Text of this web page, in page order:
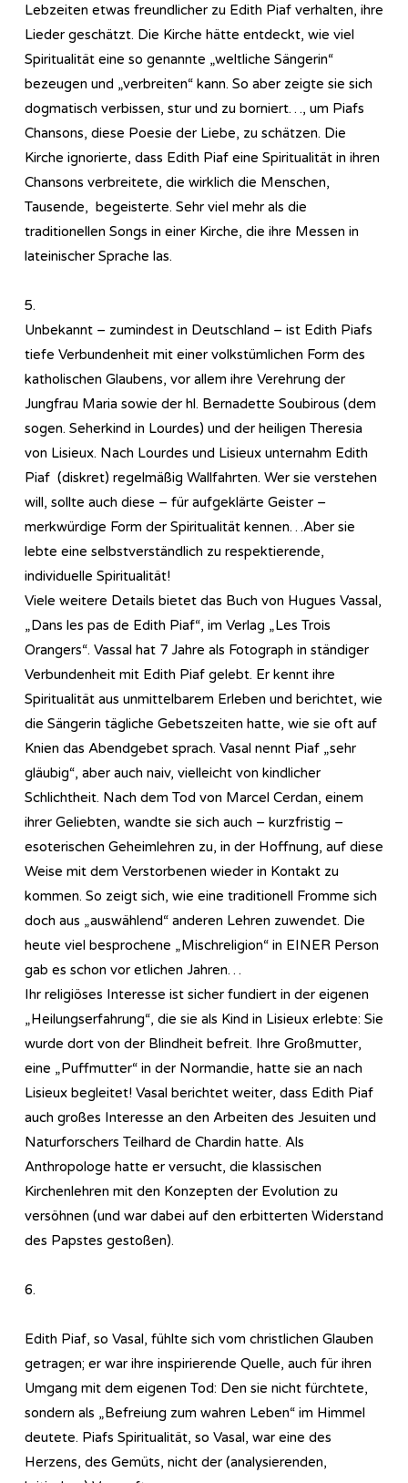
Lebzeiten etwas freundlicher zu Edith Piaf verhalten, ihre
Lieder geschätzt. Die Kirche hätte entdeckt, wie viel
Spiritualität eine so genannte „weltliche Sängerin“
bezeugen und „verbreiten“ kann. So aber zeigte sie sich
dogmatisch verbissen, stur und zu borniert…, um Piafs
Chansons, diese Poesie der Liebe, zu schätzen. Die
Kirche ignorierte, dass Edith Piaf eine Spiritualität in ihren
Chansons verbreitete, die wirklich die Menschen,
Tausende, begeisterte. Sehr viel mehr als die
traditionellen Songs in einer Kirche, die ihre Messen in
lateinischer Sprache las.
5.
Unbekannt – zumindest in Deutschland – ist Edith Piafs
tiefe Verbundenheit mit einer volkstümlichen Form des
katholischen Glaubens, vor allem ihre Verehrung der
Jungfrau Maria sowie der hl. Bernadette Soubirous (dem
sogen. Seherkind in Lourdes) und der heiligen Theresia
von Lisieux. Nach Lourdes und Lisieux unternahm Edith
Piaf (diskret) regelmäßig Wallfahrten. Wer sie verstehen
will, sollte auch diese – für aufgeklärte Geister –
merkwürdige Form der Spiritualität kennen…Aber sie
lebte eine selbstverständlich zu respektierende,
individuelle Spiritualität!
Viele weitere Details bietet das Buch von Hugues Vassal,
„Dans les pas de Edith Piaf“, im Verlag „Les Trois
Orangers“. Vassal hat 7 Jahre als Fotograph in ständiger
Verbundenheit mit Edith Piaf gelebt. Er kennt ihre
Spiritualität aus unmittelbarem Erleben und berichtet, wie
die Sängerin tägliche Gebetszeiten hatte, wie sie oft auf
Knien das Abendgebet sprach. Vasal nennt Piaf „sehr
gläubig“, aber auch naiv, vielleicht von kindlicher
Schlichtheit. Nach dem Tod von Marcel Cerdan, einem
ihrer Geliebten, wandte sie sich auch – kurzfristig –
esoterischen Geheimlehren zu, in der Hoffnung, auf diese
Weise mit dem Verstorbenen wieder in Kontakt zu
kommen. So zeigt sich, wie eine traditionell Fromme sich
doch aus „auswählend“ anderen Lehren zuwendet. Die
heute viel besprochene „Mischreligion“ in EINER Person
gab es schon vor etlichen Jahren…
Ihr religiöses Interesse ist sicher fundiert in der eigenen
„Heilungserfahrung“, die sie als Kind in Lisieux erlebte: Sie
wurde dort von der Blindheit befreit. Ihre Großmutter,
eine „Puffmutter“ in der Normandie, hatte sie an nach
Lisieux begleitet! Vasal berichtet weiter, dass Edith Piaf
auch großes Interesse an den Arbeiten des Jesuiten und
Naturforschers Teilhard de Chardin hatte. Als
Anthropologe hatte er versucht, die klassischen
Kirchenlehren mit den Konzepten der Evolution zu
versöhnen (und war dabei auf den erbitterten Widerstand
des Papstes gestoßen).
6.
Edith Piaf, so Vasal, fühlte sich vom christlichen Glauben
getragen; er war ihre inspirierende Quelle, auch für ihren
Umgang mit dem eigenen Tod: Den sie nicht fürchtete,
sondern als „Befreiung zum wahren Leben“ im Himmel
deutete. Piafs Spiritualität, so Vasal, war eine des
Herzens, des Gemüts, nicht der (analysierenden,